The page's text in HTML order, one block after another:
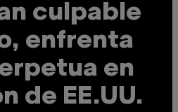
culpable
enfrenta
en
de EE.UU.